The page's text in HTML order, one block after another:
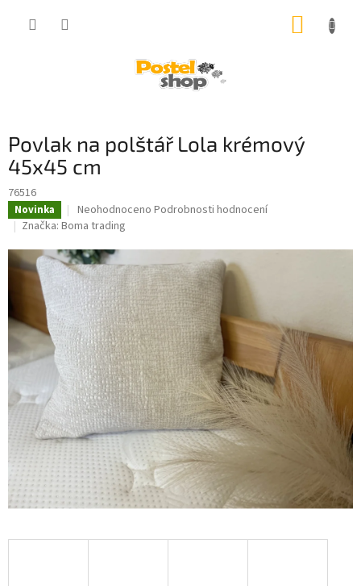
Povlak na polštář Lola krémový
45x45 cm
76516
Novinka
Průměrné
hodnocení
je
0,0
z
5
hvězdiček.
Neohodnoceno Podrobnosti hodnocení
Značka: Boma trading